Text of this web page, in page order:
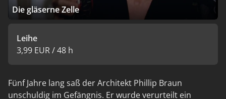
Die gläserne Zelle
Leihe
3,99 EUR / 48 h
Fünf Jahre lang saß der Architekt Phillip Braun
unschuldig im Gefängnis. Er wurde verurteilt ein